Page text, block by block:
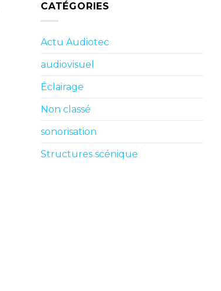
CATÉGORIES
Actu Audiotec
audiovisuel
Éclairage
Non classé
sonorisation
Structures scénique